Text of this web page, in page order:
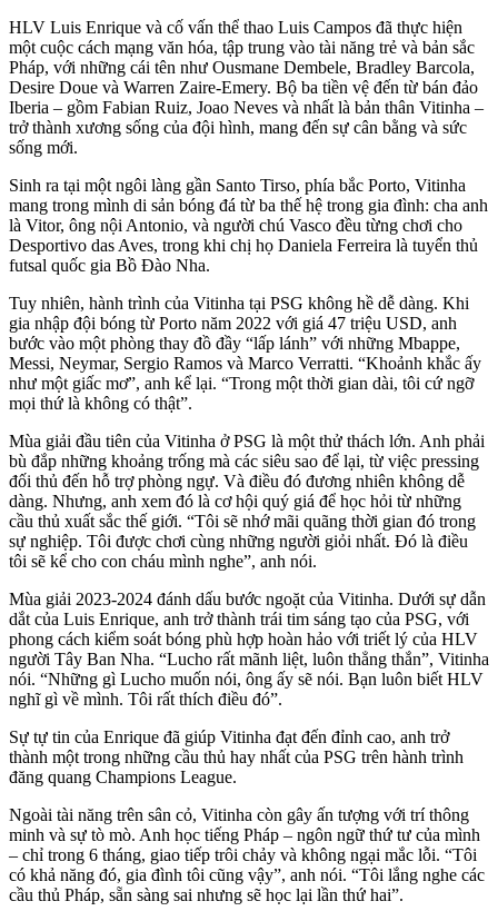
HLV Luis Enrique và cố vấn thể thao Luis Campos đã thực hiện
một cuộc cách mạng văn hóa, tập trung vào tài năng trẻ và bản sắc
Pháp, với những cái tên như Ousmane Dembele, Bradley Barcola,
Desire Doue và Warren Zaire-Emery. Bộ ba tiền vệ đến từ bán đảo
Iberia – gồm Fabian Ruiz, Joao Neves và nhất là bản thân Vitinha –
trở thành xương sống của đội hình, mang đến sự cân bằng và sức
sống mới.
Sinh ra tại một ngôi làng gần Santo Tirso, phía bắc Porto, Vitinha
mang trong mình di sản bóng đá từ ba thế hệ trong gia đình: cha anh
là Vitor, ông nội Antonio, và người chú Vasco đều từng chơi cho
Desportivo das Aves, trong khi chị họ Daniela Ferreira là tuyển thủ
futsal quốc gia Bồ Đào Nha.
Tuy nhiên, hành trình của Vitinha tại PSG không hề dễ dàng. Khi
gia nhập đội bóng từ Porto năm 2022 với giá 47 triệu USD, anh
bước vào một phòng thay đồ đầy “lấp lánh” với những Mbappe,
Messi, Neymar, Sergio Ramos và Marco Verratti. “Khoảnh khắc ấy
như một giấc mơ”, anh kể lại. “Trong một thời gian dài, tôi cứ ngỡ
mọi thứ là không có thật”.
Mùa giải đầu tiên của Vitinha ở PSG là một thử thách lớn. Anh phải
bù đắp những khoảng trống mà các siêu sao để lại, từ việc pressing
đối thủ đến hỗ trợ phòng ngự. Và điều đó đương nhiên không dễ
dàng. Nhưng, anh xem đó là cơ hội quý giá để học hỏi từ những
cầu thủ xuất sắc thế giới. “Tôi sẽ nhớ mãi quãng thời gian đó trong
sự nghiệp. Tôi được chơi cùng những người giỏi nhất. Đó là điều
tôi sẽ kể cho con cháu mình nghe”, anh nói.
Mùa giải 2023-2024 đánh dấu bước ngoặt của Vitinha. Dưới sự dẫn
dắt của Luis Enrique, anh trở thành trái tim sáng tạo của PSG, với
phong cách kiểm soát bóng phù hợp hoàn hảo với triết lý của HLV
người Tây Ban Nha. “Lucho rất mãnh liệt, luôn thẳng thắn”, Vitinha
nói. “Những gì Lucho muốn nói, ông ấy sẽ nói. Bạn luôn biết HLV
nghĩ gì về mình. Tôi rất thích điều đó”.
Sự tự tin của Enrique đã giúp Vitinha đạt đến đỉnh cao, anh trở
thành một trong những cầu thủ hay nhất của PSG trên hành trình
đăng quang Champions League.
Ngoài tài năng trên sân cỏ, Vitinha còn gây ấn tượng với trí thông
minh và sự tò mò. Anh học tiếng Pháp – ngôn ngữ thứ tư của mình
– chỉ trong 6 tháng, giao tiếp trôi chảy và không ngại mắc lỗi. “Tôi
có khả năng đó, gia đình tôi cũng vậy”, anh nói. “Tôi lắng nghe các
cầu thủ Pháp, sẵn sàng sai nhưng sẽ học lại lần thứ hai”.